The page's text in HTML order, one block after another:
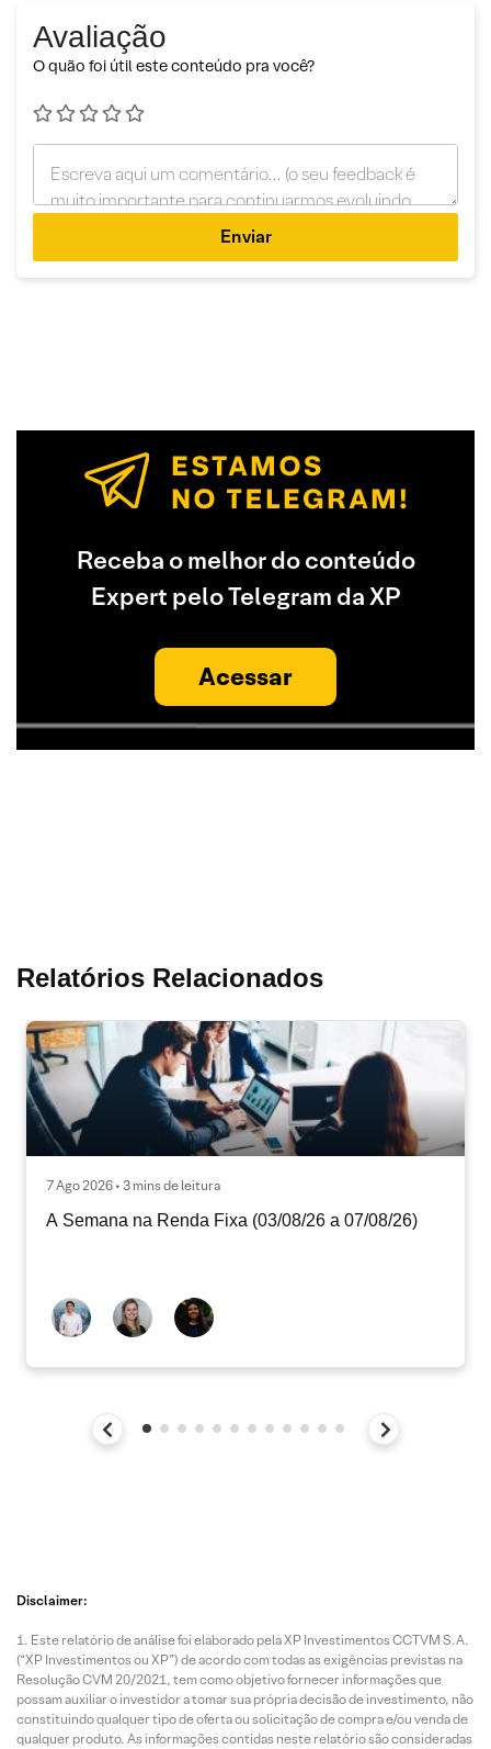
Avaliação
O quão foi útil este conteúdo pra você?
Enviar
Receba o melhor do conteúdo
Expert pelo Telegram da XP
Acessar
Relatórios Relacionados
7 Ago 2026 • 3 mins de leitura
A Semana na Renda Fixa (03/08/26 a 07/08/26)
Disclaimer:
Este relatório de análise foi elaborado pela XP Investimentos CCTVM S.A.
(“XP Investimentos ou XP”) de acordo com todas as exigências previstas na
Resolução CVM 20/2021, tem como objetivo fornecer informações que
possam auxiliar o investidor a tomar sua própria decisão de investimento, não
constituindo qualquer tipo de oferta ou solicitação de compra e/ou venda de
qualquer produto. As informações contidas neste relatório são consideradas